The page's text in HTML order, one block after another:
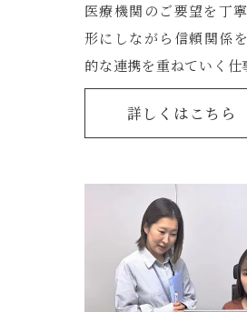
医療機関のご要望を丁
形にしながら信頼関係
的な連携を重ねていく仕
詳しくはこちら